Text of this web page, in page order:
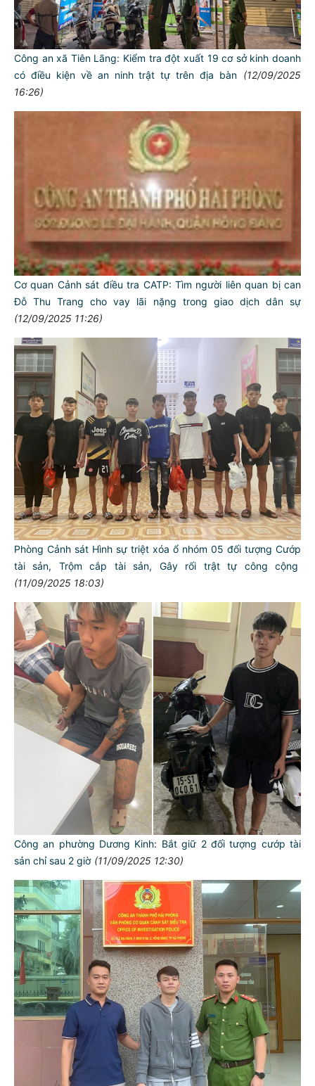
Công an xã Tiên Lãng: Kiểm tra đột xuất 19 cơ sở kinh doanh
có điều kiện về an ninh trật tự trên địa bàn (12/09/2025
16:26)
Cơ quan Cảnh sát điều tra CATP: Tìm người liên quan bị can
Đỗ Thu Trang cho vay lãi nặng trong giao dịch dân sự
(12/09/2025 11:26)
Phòng Cảnh sát Hình sự triệt xóa ổ nhóm 05 đối tượng Cướp
tài sản, Trộm cắp tài sản, Gây rối trật tự công cộng
(11/09/2025 18:03)
Công an phường Dương Kinh: Bắt giữ 2 đối tượng cướp tài
sản chỉ sau 2 giờ (11/09/2025 12:30)